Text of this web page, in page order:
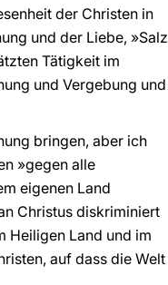
der Christen in
und der Liebe, »Salz
Tätigkeit im
und Vergebung und
bringen, aber ich
»gegen alle
eigenen Land
Christus diskriminiert
Heiligen Land und im
auf dass die Welt